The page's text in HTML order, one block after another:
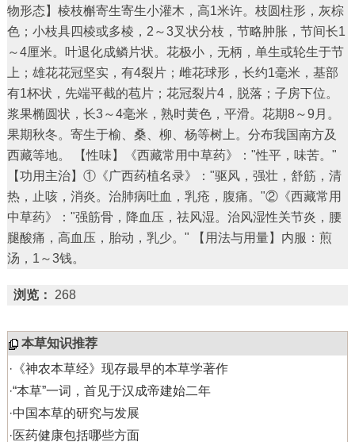
物形态】棱枝槲寄生寄生小灌木，高1米许。枝圆柱形，灰棕
色；小枝具四棱或多棱，2～3叉状分枝，节略肿胀，节间长1
～4厘米。叶退化成鳞片状。花极小，无柄，单生或轮生于节
上；雄花花冠坚实，有4裂片；雌花球形，长约1毫米，基部
有1杯状，先端平截的苞片；花冠裂片4，脱落；子房下位。
浆果椭圆状，长3～4毫米，熟时黄色，平滑。花期8～9月。
果期秋冬。寄生于榆、桑、柳、杨等树上。分布我国南方及
西藏等地。 【性味】《西藏常用中草药》："性平，味苦。"
【功用主治】①《广西药植名录》："驱风，强壮，舒筋，清
热，止咳，消炎。治肺病吐血，乳疮，腹痛。"②《西藏常用
中草药》："强筋骨，降血压，祛风湿。治风湿性关节炎，腰
腿酸痛，高血压，胎动，乳少。" 【用法与用量】内服：煎
汤，1～3钱。
浏览： 268
本草知识推荐
· 《神农本草经》现存最早的本草学著作
·“本草”一词，首见于汉成帝建始二年
·中国本草的研究与发展
·医药健康包括哪些方面